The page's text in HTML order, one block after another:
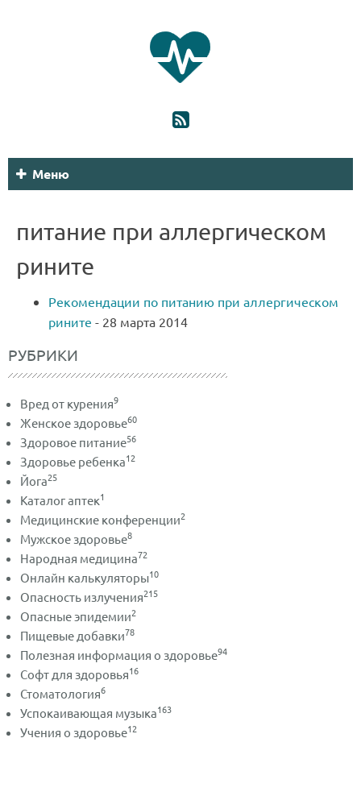
Меню
РУБРИКИ
Вред от курения9
Женское здоровье60
Здоровое питание56
Здоровье ребенка12
Йога25
Каталог аптек1
Медицинские конференции2
Мужское здоровье8
Народная медицина72
Онлайн калькуляторы10
Опасность излучения215
Опасные эпидемии2
Пищевые добавки78
Полезная информация о здоровье94
Софт для здоровья16
Стоматология6
Успокаивающая музыка163
Учения о здоровье12
питание при аллергическом
рините
Рекомендации по питанию при аллергическом
рините - 28 марта 2014